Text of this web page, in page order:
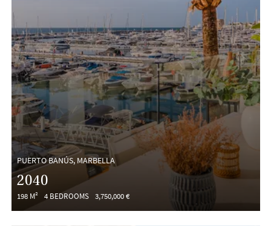
PUERTO BANÚS, MARBELLA
2040
198 M² 4 BEDROOMS 3,750,000 €